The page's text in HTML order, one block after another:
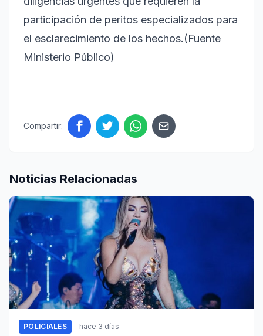
participación de peritos especializados para
el esclarecimiento de los hechos.(Fuente
Ministerio Público)
Compartir:
Noticias Relacionadas
POLICIALES hace 3 días